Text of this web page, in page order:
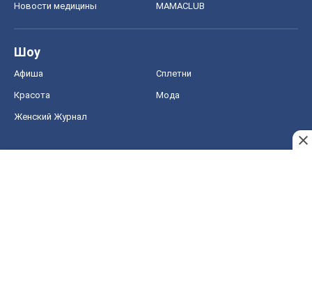
Новости медицины MAMACLUB
Шоу
Афиша Сплетни
Красота Мода
Женский Журнал